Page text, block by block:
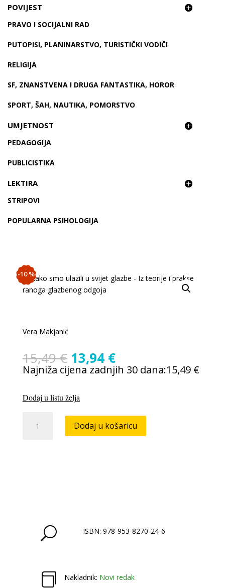
POVIJEST
PRAVO I SOCIJALNI RAD
PUTOPISI, PLANINARSTVO, TURISTIČKI VODIČI
RELIGIJA
SF, ZNANSTVENA I DRUGA FANTASTIKA, HOROR
SPORT, ŠAH, NAUTIKA, POMORSTVO
UMJETNOST
PEDAGOGIJA
PUBLICISTIKA
LEKTIRA
STRIPOVI
POPULARNA PSIHOLOGIJA
-10 %
Vera Makjanić
15,49€ Izvorna
cijena
je:
15,49 €.
13,94 €Trenutna
cijena
Najniža cijena zadnjih 30 dana:15,49 €
Dodaj u listu želja
ranoga
količina
Dodaj u košaricu
U ISBN: 978-953-8270-24-6
 Nakladnik: Novi redak